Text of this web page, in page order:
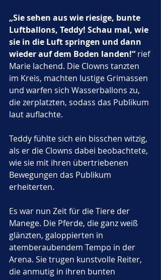
„Sie sehen aus wie riesige, bunte
Luftballons, Teddy! Schau mal, wie
sie in die Luft springen und dann
wieder auf dem Boden landen!“ rief
Marie lachend. Die Clowns tanzten
im Kreis, machten lustige Grimassen
und warfen sich Wasserballons zu,
die zerplatzten, sodass das Publikum
laut auflachte.
Teddy fühlte sich ein bisschen witzig,
als er die Clowns dabei beobachtete,
wie sie mit ihren übertriebenen
Bewegungen das Publikum
erheiterten.
Es war nun Zeit für die Tiere der
Manege. Die Pferde, die ganz weiß
glänzten, galoppierten in
atemberaubendem Tempo in der
Arena. Sie trugen kunstvolle Reiter,
die anmutig in ihren bunten